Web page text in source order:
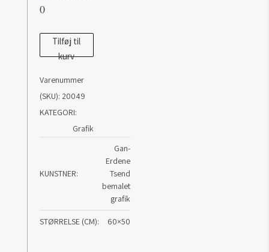
0
Date
antal
Tilføj til
kurv
Varenummer
(SKU): 20049
KATEGORI:
Grafik
KUNSTNER
Gan-
Erdene
Tsend
bemalet
grafik
STØRRELSE (CM) 60×50